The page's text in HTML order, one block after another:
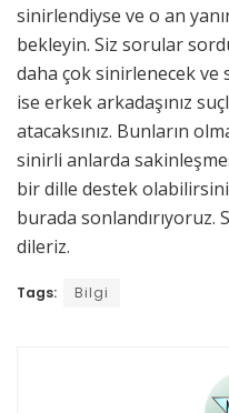
sinirlendiyse ve o an
bekleyin. Siz sorular
daha çok sinirlenecek ve
ise erkek arkadaşınız
atacaksınız. Bunların
sinirli anlarda
bir dille destek
burada sonlandırıyoruz.
dileriz.
Tags: Bilgi